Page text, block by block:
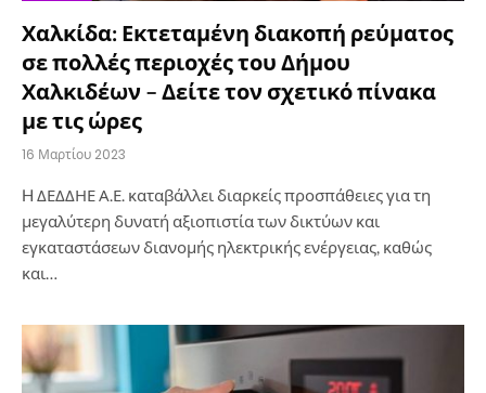
Χαλκίδα: Εκτεταμένη διακοπή ρεύματος
σε πολλές περιοχές του Δήμου
Χαλκιδέων – Δείτε τον σχετικό πίνακα
με τις ώρες
16 Μαρτίου 2023
H ΔΕΔΔΗΕ Α.Ε. καταβάλλει διαρκείς προσπάθειες για τη
μεγαλύτερη δυνατή αξιοπιστία των δικτύων και
εγκαταστάσεων διανομής ηλεκτρικής ενέργειας, καθώς
και…